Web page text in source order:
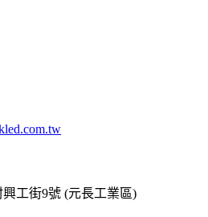
工街9號 (元長工業區)